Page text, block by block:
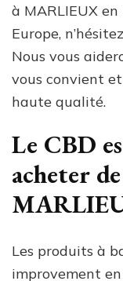
à MARLIEUX
Europe,
Nous vous
vous convient
haute qualité.
Le CBD
acheter
Les produits à
improvement